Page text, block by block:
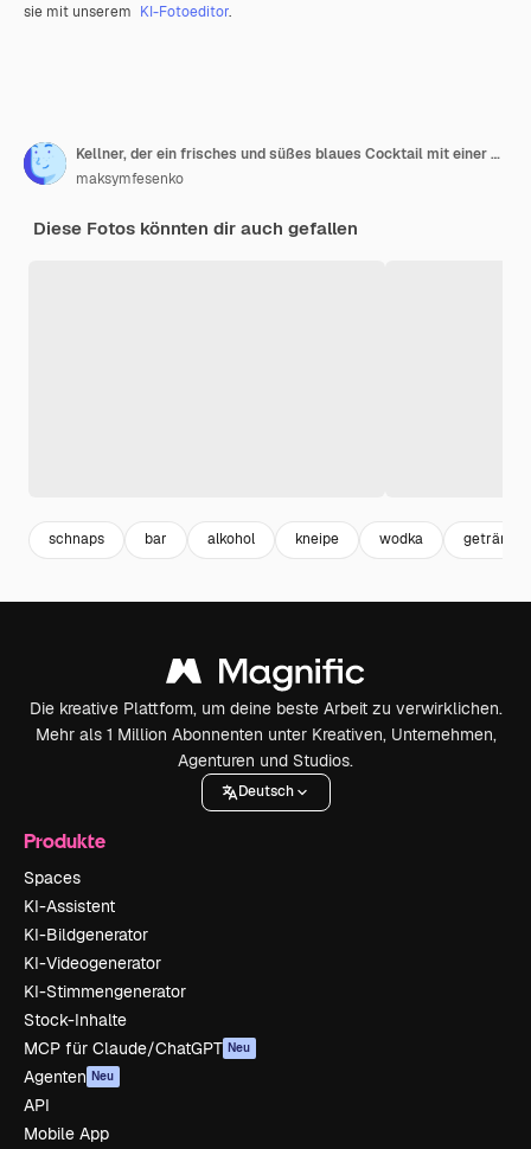
sie mit unserem KI-Fotoeditor.
Kellner, der ein frisches und süßes blaues Cocktail mit einer Scheibe Orange verziert
maksymfesenko
Diese Fotos könnten dir auch gefallen
schnaps bar alkohol kneipe wodka getränke
Die kreative Plattform, um deine beste Arbeit zu verwirklichen.
Mehr als 1 Million Abonnenten unter Kreativen, Unternehmen,
Agenturen und Studios.
Deutsch
Produkte
Spaces
KI-Assistent
KI-Bildgenerator
KI-Videogenerator
KI-Stimmengenerator
Stock-Inhalte
MCP für Claude/ChatGPT Neu
Agenten Neu
API
Mobile App